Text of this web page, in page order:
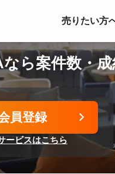
売りたい方
ら案件数・
員登録
ービスはこちら